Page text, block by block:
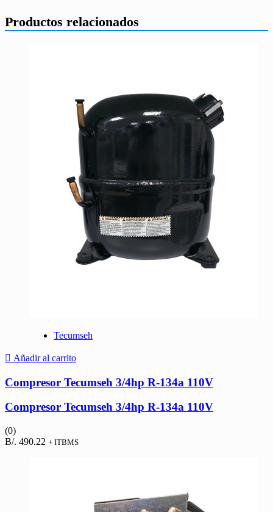
Productos relacionados
Tecumseh
Añadir al carrito
Compresor Tecumseh 3/4hp R-134a 110V
Compresor Tecumseh 3/4hp R-134a 110V
(0)
B/. 490.22 + ITBMS